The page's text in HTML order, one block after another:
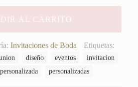
AL CARRITO
Invitaciones de Boda Etiquetas:
diseño eventos
invitacion
personalizada personalizadas